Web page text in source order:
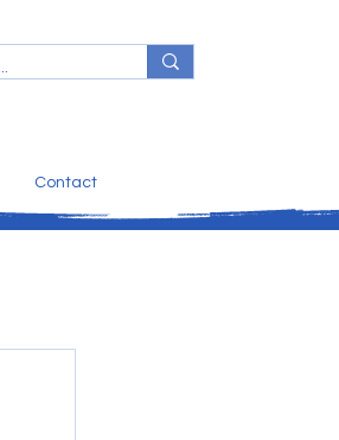
Contact